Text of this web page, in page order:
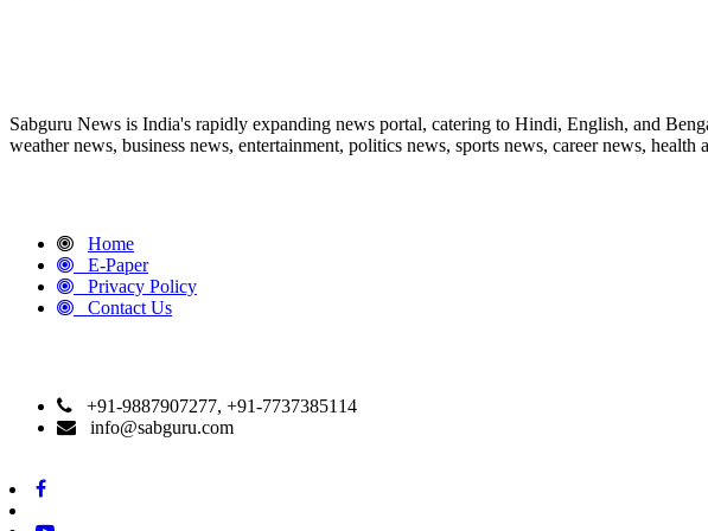
Sabguru News is India's rapidly expanding news portal, catering to Hindi, English, and
weather news, business news, entertainment, politics news, sports news, career news,
Home
E-Paper
Privacy Policy
Contact Us
+91-9887907277, +91-7737385114
info@sabguru.com